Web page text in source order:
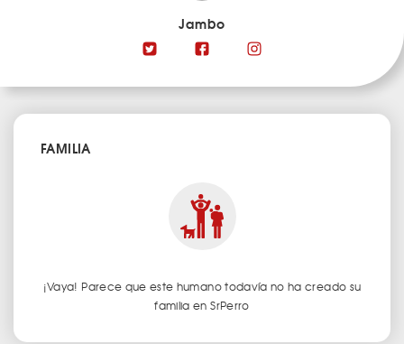
Jambo
FAMILIA
¡Vaya! Parece que este humano todavía no ha creado su
familia en SrPerro